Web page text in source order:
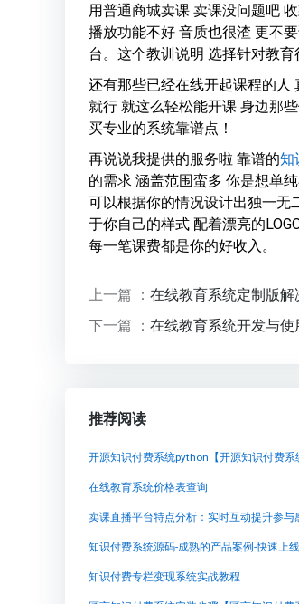
用普通商城卖课 卖课没问题吧
播放功能不好 音质也很渣 更不
台。这个教训说明 选择针对教育
还有那些已经在线开起课程的人
就行 就这么轻松能开课 身边那
买专业的系统靠谱点！
再说说我提供的服务啦 靠谱的知
的需求 涵盖范围蛮多 你是想单
可以根据你的情况设计出独一无
于你自己的样式 配着漂亮的
每一笔课费都是你的好收入。
上一篇 ： 在线教育系统定制版解
下一篇 ： 在线教育系统开发与使
推荐阅读
在线教育系统价格表查询
卖课直播平台特点分析：实时互动提升参
知识付费专栏变现系统实战教程